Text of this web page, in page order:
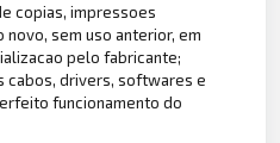
copias, impressoes
sem uso anterior, em
pelo fabricante;
cabos, drivers, softwares e
funcionamento do